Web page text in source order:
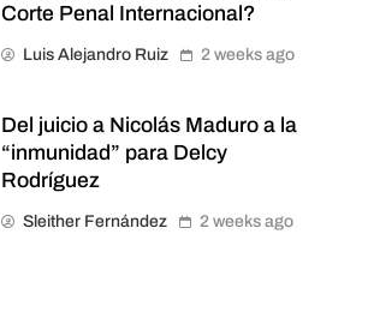
Corte Penal Internacional?
Luis Alejandro Ruiz 2 weeks ago
Del juicio a Nicolás Maduro a la
“inmunidad” para Delcy
Rodríguez
Sleither Fernández 2 weeks ago